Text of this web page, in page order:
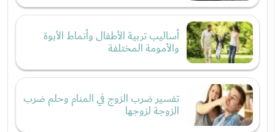
أساليب تربية الأطفال وأنماط الأبوة
والأمومة المختلفة
تفسير ضرب الزوج في المنام وحلم ضرب
الزوجة لزوجها